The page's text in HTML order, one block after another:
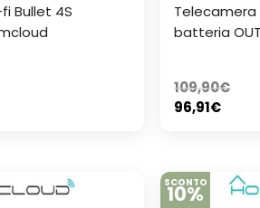
Bullet 4S
Telecamera
batteria
109,90€
96,91€
SCONTO
10%